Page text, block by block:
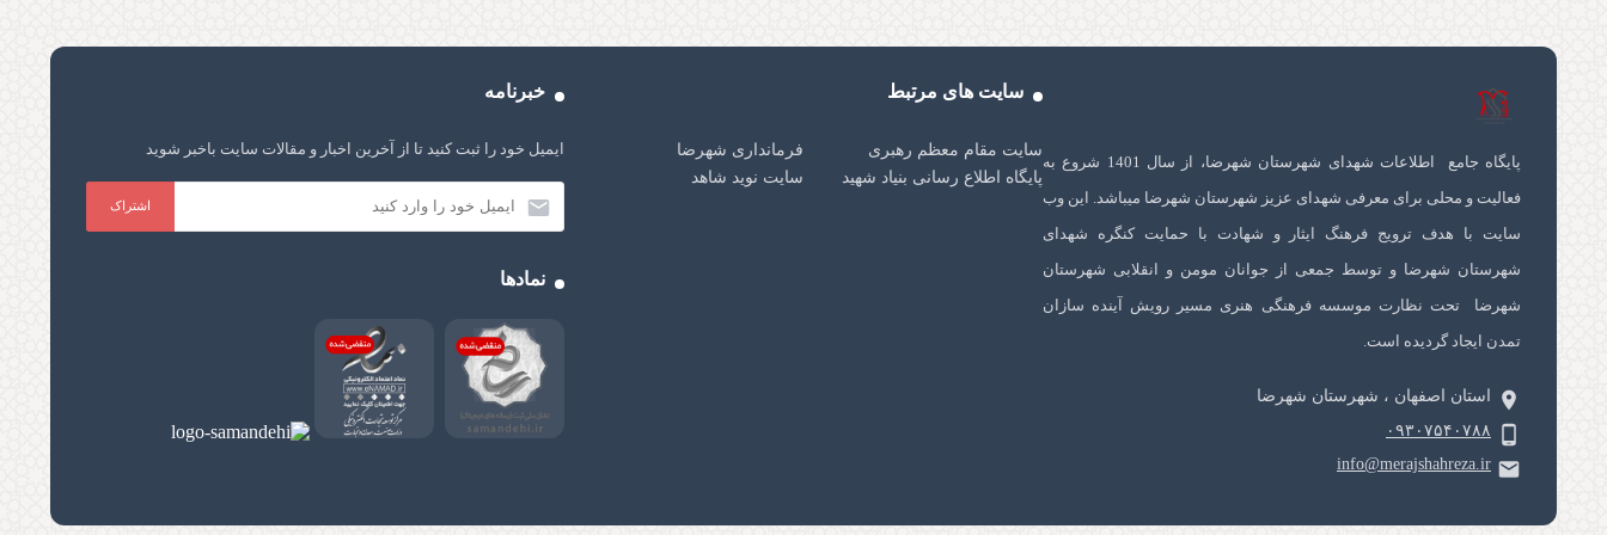
پایگاه جامع اطلاعات شهدای شهرستان شهرضا، از سال 1401 شروع به
فعالیت و محلی برای معرفی شهدای عزیز شهرستان شهرضا میباشد. این وب
سایت با هدف ترویج فرهنگ ایثار و شهادت با حمایت کنگره شهدای
شهرستان شهرضا و توسط جمعی از جوانان مومن و انقلابی شهرستان
شهرضا تحت نظارت موسسه فرهنگی هنری مسیر رویش آینده سازان
تمدن ایجاد گردیده است.
استان اصفهان ، شهرستان شهرضا
۰۹۳۰۷۵۴۰۷۸۸
info@merajshahreza.ir
سایت های مرتبط
سایت مقام معظم رهبری
فرمانداری شهرضا
پایگاه اطلاع رسانی بنیاد شهید
سایت نوید شاهد
خبرنامه
ایمیل خود را ثبت کنید تا از آخرین اخبار و مقالات سایت باخبر شوید
نمادها